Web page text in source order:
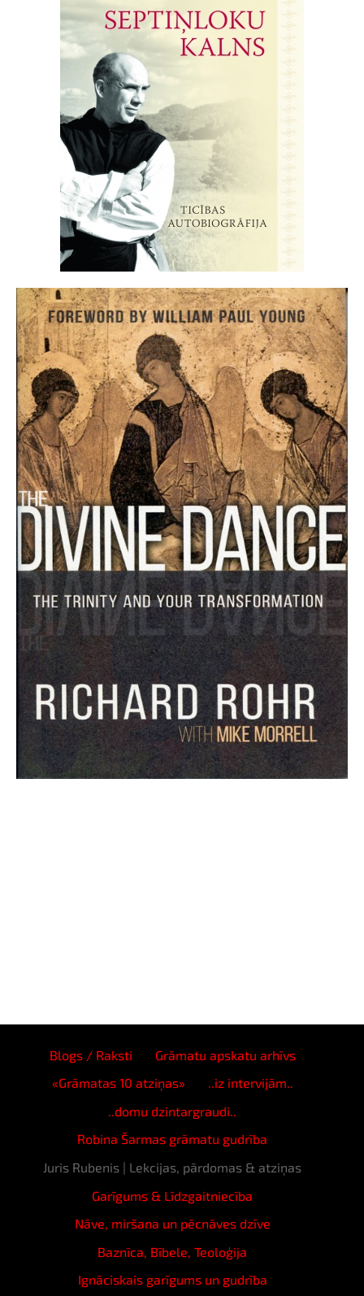
Blogs / Raksti
Grāmatu apskatu arhīvs
«Grāmatas 10 atziņas»
..iz intervijām..
..domu dzintargraudi..
Robina Šarmas grāmatu gudrība
Juris Rubenis | Lekcijas, pārdomas & atziņas
Garīgums & Līdzgaitniecība
Nāve, miršana un pēcnāves dzīve
Baznīca, Bībele, Teoloģija
Ignāciskais garīgums un gudrība